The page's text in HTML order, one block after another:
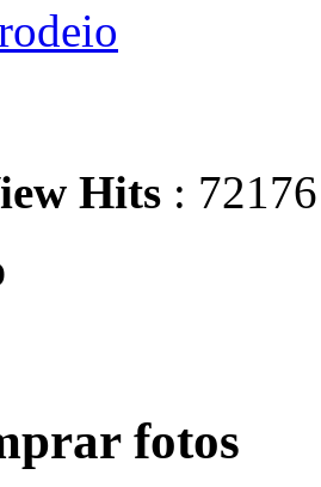
Hits :
fotos